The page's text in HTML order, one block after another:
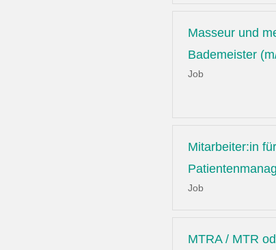
Masseur und
Bademeister
Job
Mitarbeiter:in
Job
MTRA / MTR